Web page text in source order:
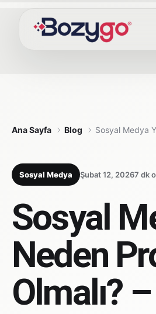
Ana Sayfa Blog Sosyal Medya
Sosyal Medya Şubat 12, 20267 dk
Sosyal
Neden
Olmalı?